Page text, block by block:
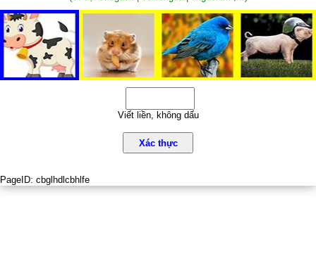
Viết liền, không dấu
Xác thực
PageID: cbglhdlcbhlfe